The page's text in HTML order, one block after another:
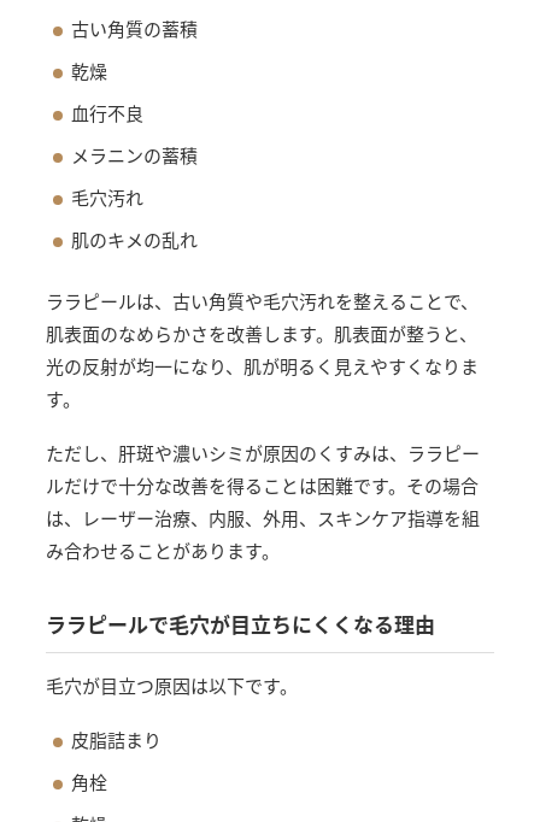
古い角質の蓄積
乾燥
血行不良
メラニンの蓄積
毛穴汚れ
肌のキメの乱れ
ララピールは、古い角質や毛穴汚れを整えることで、
肌表面のなめらかさを改善します。肌表面が整うと、
光の反射が均一になり、肌が明るく見えやすくなりま
す。
ただし、肝斑や濃いシミが原因のくすみは、ララピー
ルだけで十分な改善を得ることは困難です。その場合
は、レーザー治療、内服、外用、スキンケア指導を組
み合わせることがあります。
ララピールで毛穴が目立ちにくくなる理由
毛穴が目立つ原因は以下です。
皮脂詰まり
角栓